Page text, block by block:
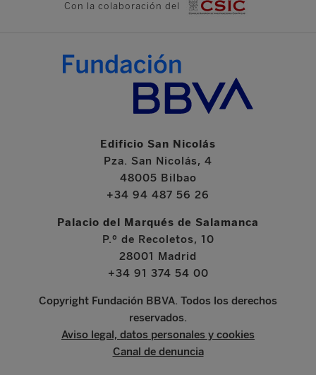
Con la colaboración del
Edificio San Nicolás
Pza. San Nicolás, 4
48005 Bilbao
+34 94 487 56 26
Palacio del Marqués de Salamanca
P.º de Recoletos, 10
28001 Madrid
+34 91 374 54 00
Copyright Fundación BBVA. Todos los derechos
reservados.
Aviso legal, datos personales y cookies
Canal de denuncia